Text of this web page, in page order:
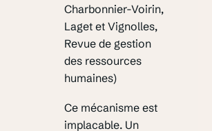
Charbonnier-Voirin,
Laget et Vignolles,
Revue de gestion
des ressources
humaines)
Ce mécanisme est
implacable. Un